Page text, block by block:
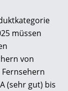
müssen
von
(sehr gut) bis